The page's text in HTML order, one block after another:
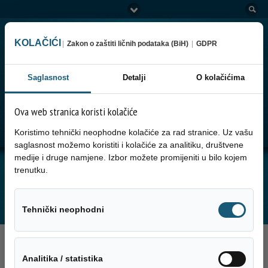
Go to:
JUTARNJA SERVISNA INFORMACIJA ZA
13.03.2025. GODINE
13. Marta 2025.
KOLAČIĆI Zakon o zaštiti ličnih podataka (BiH) GDPR
Saglasnost Detalji O kolačićima
Ova web stranica koristi kolačiće
Koristimo tehnički neophodne kolačiće za rad stranice. Uz vašu
saglasnost možemo koristiti i kolačiće za analitiku, društvene
medije i druge namjene. Izbor možete promijeniti u bilo kojem
trenutku.
Tehnički neophodni Tehnički
Analitika / statistika Analitika /